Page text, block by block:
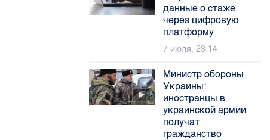
данные о стаже
через цифровую
платформу
7 июля, 23:14
Министр обороны
Украины:
иностранцы в
украинской армии
получат
гражданство